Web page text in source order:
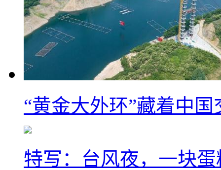
“黄金大外环”藏着中
特写：台风夜，一块